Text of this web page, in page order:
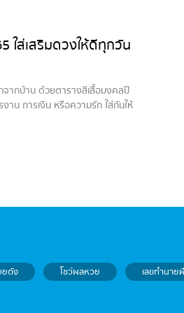
ใส่เสริมดวงให้ดีทุกวัน
จากบ้าน ด้วยตารางสีเสื้อมงคลปี
าน การเงิน หรือความรัก ใส่กันให้
ยดัง โชว์ผลหวย เลขทำนาย